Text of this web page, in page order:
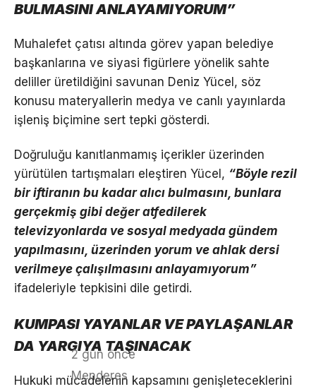
BULMASINI ANLAYAMIYORUM”
Muhalefet çatısı altında görev yapan belediye
başkanlarına ve siyasi figürlere yönelik sahte
deliller üretildiğini savunan Deniz Yücel, söz
konusu materyallerin medya ve canlı yayınlarda
işleniş biçimine sert tepki gösterdi.
Doğruluğu kanıtlanmamış içerikler üzerinden
yürütülen tartışmaları eleştiren Yücel, “Böyle rezil
bir iftiranın bu kadar alıcı bulmasını, bunlara
gerçekmiş gibi değer atfedilerek
televizyonlarda ve sosyal medyada gündem
yapılmasını, üzerinden yorum ve ahlak dersi
verilmeye çalışılmasını anlayamıyorum”
ifadeleriyle tepkisini dile getirdi.
KUMPASI YAYANLAR VE PAYLAŞANLAR
DA YARGIYA TAŞINACAK
Hukuki mücadelenin kapsamını genişleteceklerini
2 gün önce
Menderes